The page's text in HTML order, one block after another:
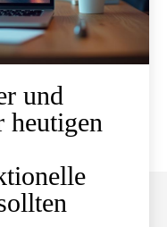
und
heutigen